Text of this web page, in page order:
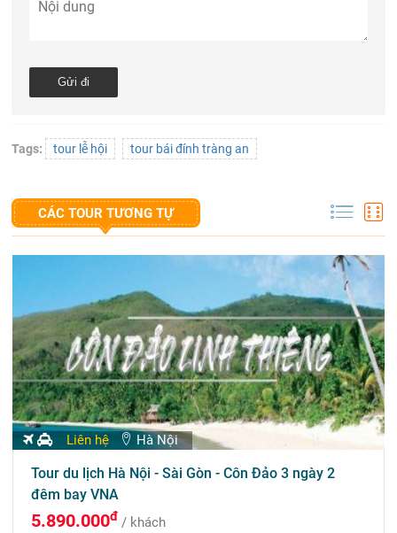
Tags: tour lễ hội tour bái đính tràng an
CÁC TOUR TƯƠNG TỰ
Liên hệ Hà Nội
Tour du lịch Hà Nội - Sài Gòn - Côn Đảo 3 ngày 2
đêm bay VNA
5.890.000đ / khách